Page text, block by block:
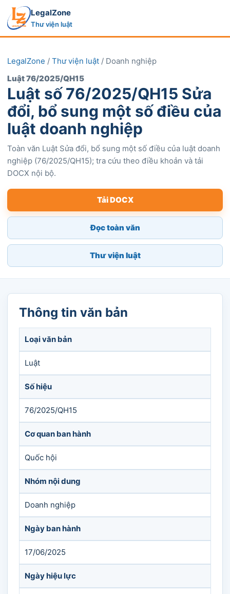
LegalZone
Thư viện luật
LegalZone / Thư viện luật / Doanh nghiệp
Luật 76/2025/QH15
Luật số 76/2025/QH15 Sửa
đổi, bổ sung một số điều của
luật doanh nghiệp
Toàn văn Luật Sửa đổi, bổ sung một số điều của luật doanh
nghiệp (76/2025/QH15); tra cứu theo điều khoản và tải
DOCX nội bộ.
Tải DOCX
Đọc toàn văn
Thư viện luật
Thông tin văn bản
Loại văn bản
Luật
Số hiệu
76/2025/QH15
Cơ quan ban hành
Quốc hội
Nhóm nội dung
Doanh nghiệp
Ngày ban hành
17/06/2025
Ngày hiệu lực